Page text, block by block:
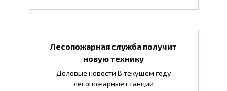
Лесопожарная служба получит
новую технику
Деловые новости В текущем году
лесопожарные станции